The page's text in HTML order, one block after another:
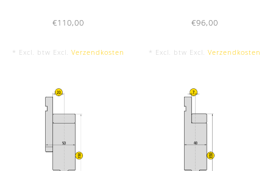
€110,00
* Excl. btw Excl. Verzendkosten
€96,00
* Excl. btw Excl. Verzendkosten